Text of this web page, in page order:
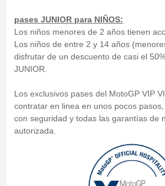
pases JUNIOR para NIÑOS:
Los niños menores de 2 años tienen
Los niños de entre 2 y 14 años
disfrutar de un descuento de casi el
JUNIOR.
Los exclusivos pases del MotoGP VIP
contratar en linea en unos pocos
con seguridad y todas las garantías de
autorizada.